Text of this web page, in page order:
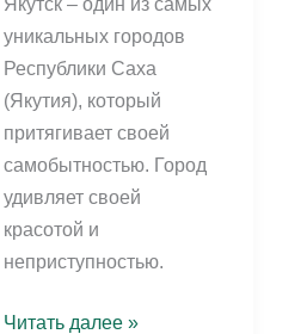
уникальных городов
Республики Саха
(Якутия), который
притягивает своей
самобытностью. Город
удивляет своей
красотой и
неприступностью.
Лучшие
Читать далее »